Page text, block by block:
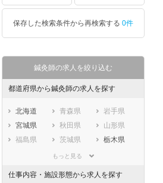
に増加傾向の「介護施設」求
人をご紹介！
保存した検索条件から再検索する 0件
鍼灸師の求人を絞り込む
都道府県から鍼灸師の求人を探す
北海道 青森県
岩手県
宮城県
秋田県
山形県
福島県
茨城県
栃木県
埼玉県
もっと見る
仕事内容・施設形態から求人を探す